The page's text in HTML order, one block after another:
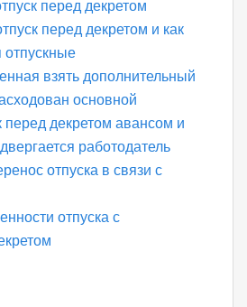
перед декретом
перед декретом и как
отпускные
взять дополнительный
основной
перед декретом авансом и
работодатель
отпуска в связи с
отпуска с